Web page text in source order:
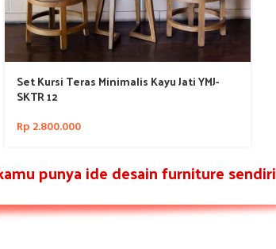
Set Kursi Teras Minimalis Kayu Jati YMJ-
SKTR 12
Rp 2.800.000
punya ide desain furniture sendiri